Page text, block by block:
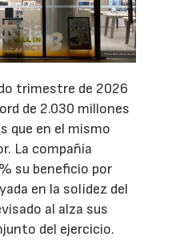
trimestre de 2026
de 2.030 millones
que en el mismo
La compañía
su beneficio por
en la solidez del
al alza sus
del ejercicio.